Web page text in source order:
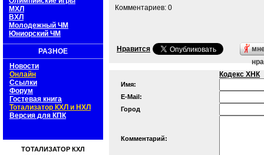
МХЛ
ВХЛ
Молодежный ЧМ
Юниорский ЧМ
РАЗНОЕ
Новости
Онлайн
Ссылки
Форум
Гостевая книга
Тотализатор КХЛ и НХЛ
Версия для КПК
ТОТАЛИЗАТОР КХЛ
Комментариев: 0
Нравится
Кодекс ХНК
Имя:
E-Mail:
Город
Комментарий: